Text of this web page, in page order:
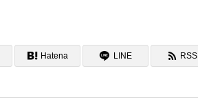
Hatena LINE RSS